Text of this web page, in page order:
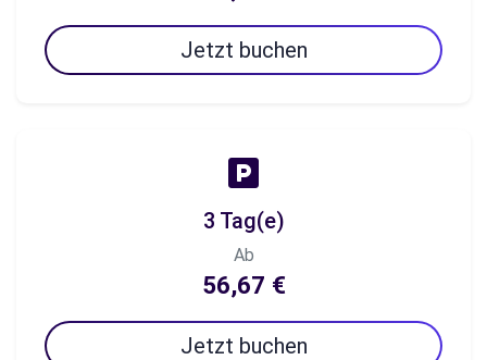
Jetzt buchen
3 Tag(e)
Ab
56,67 €
Jetzt buchen